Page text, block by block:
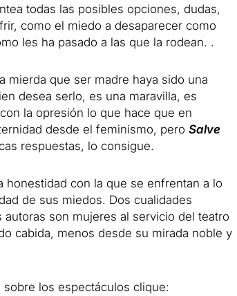
todas las posibles opciones, dudas,
como el miedo a desaparecer como
les ha pasado a las que la rodean. .
mierda que ser madre haya sido una
desea serlo, es una maravilla, es
la opresión lo que hace que en
desde el feminismo, pero Salve
respuestas, lo consigue.
honestidad con la que se enfrentan a lo
de sus miedos. Dos cualidades
son mujeres al servicio del teatro
cabida, menos desde su mirada noble y
los espectáculos clique: